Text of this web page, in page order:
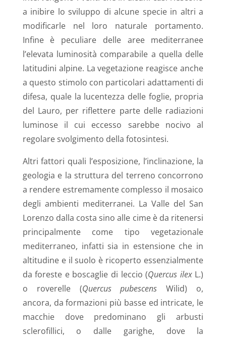
a inibire lo sviluppo di alcune specie in altri a
modificarle nel loro naturale portamento.
Infine è peculiare delle aree mediterranee
l’elevata luminosità comparabile a quella delle
latitudini alpine. La vegetazione reagisce anche
a questo stimolo con particolari adattamenti di
difesa, quale la lucentezza delle foglie, propria
del Lauro, per riflettere parte delle radiazioni
luminose il cui eccesso sarebbe nocivo al
regolare svolgimento della fotosintesi.
Altri fattori quali l’esposizione, l’inclinazione, la
geologia e la struttura del terreno concorrono
a rendere estremamente complesso il mosaico
degli ambienti mediterranei. La Valle del San
Lorenzo dalla costa sino alle cime è da ritenersi
principalmente come tipo vegetazionale
mediterraneo, infatti sia in estensione che in
altitudine e il suolo è ricoperto essenzialmente
da foreste e boscaglie di leccio (Quercus ilexL.)
o roverelle (Quercus pubescens Wilid) o,
ancora, da formazioni più basse ed intricate, le
macchie dove predominano gli arbusti
sclerofillici, o dalle garighe, dove la